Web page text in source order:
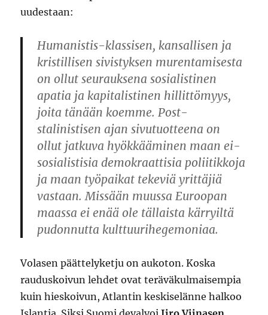
uudestaan:
Humanistis-klassisen, kansallisen ja
kristillisen sivistyksen murentamisesta
on ollut seurauksena sosialistinen
apatia ja kapitalistinen hillittömyys,
joita tänään koemme. Post-
stalinistisen ajan sivutuotteena on
ollut jatkuva hyökkääminen maan ei-
sosialistisia demokraattisia poliitikkoja
ja maan työpaikat tekeviä yrittäjiä
vastaan. Missään muussa Euroopan
maassa ei enää ole tällaista kärryiltä
pudonnutta kulttuurihegemoniaa.
Volasen päättelyketju on aukoton. Koska
rauduskoivun lehdet ovat teräväkulmaisempia
kuin hieskoivun, Atlantin keskiselänne halkoo